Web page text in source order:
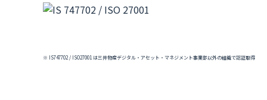
※ IS747702 / ISO27001 は三井物産デジタル・アセット・マネジメント事業部以外の組織で認証取得